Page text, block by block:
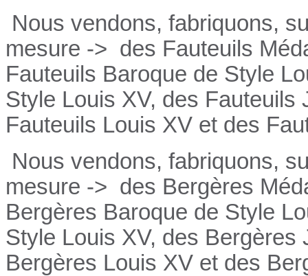
Nous vendons, fabriquons,
mesure -> des Fauteuils
Fauteuils Baroque de Style
Style Louis XV, des Fauteuils
Fauteuils Louis XV et des
Nous vendons, fabriquons,
mesure -> des Bergères
Bergères Baroque de Style
Style Louis XV, des Bergères
Bergères Louis XV et des